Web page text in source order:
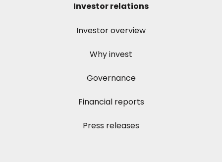
Investor relations
Investor overview
Why invest
Governance
Financial reports
Press releases